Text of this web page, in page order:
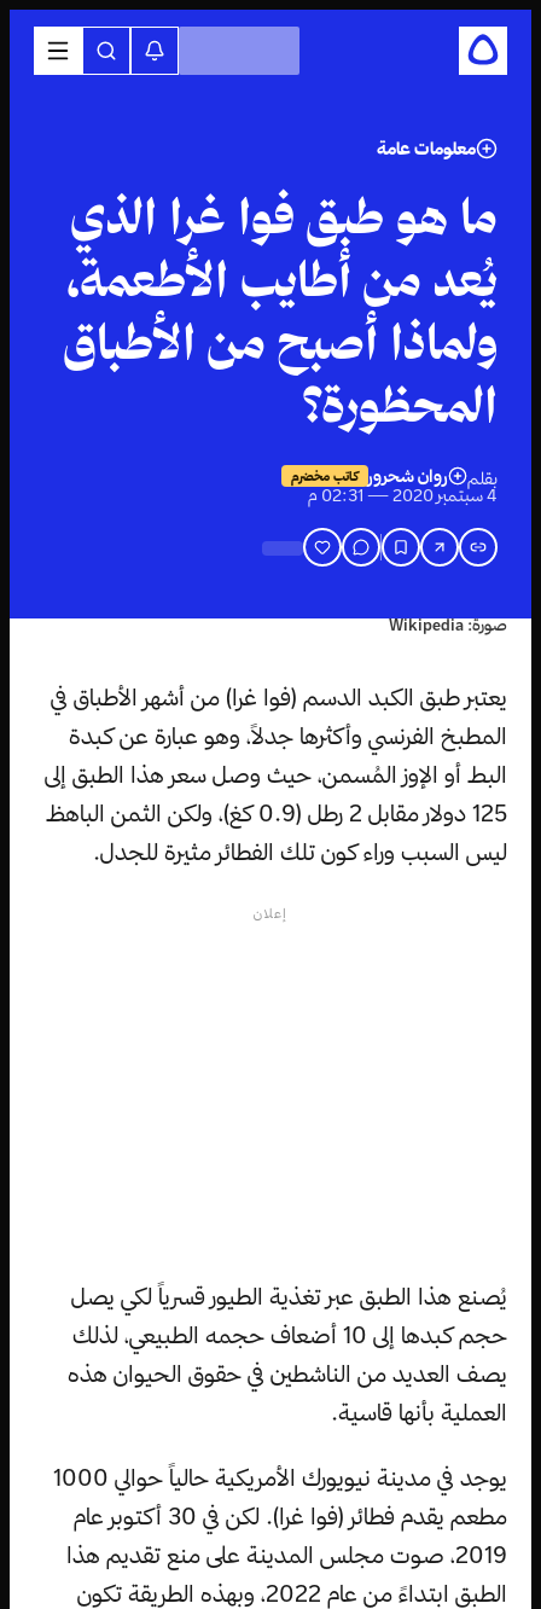
معلومات عامة
ما هو طبق فوا غرا الذي
يُعد من أطايب الأطعمة،
ولماذا أصبح من الأطباق
المحظورة؟
بقلم روان شحرور كاتب مخضرم
4 سبتمبر 2020 — 02:31 م
صورة: Wikipedia
يعتبر طبق الكبد الدسم (فوا غرا) من أشهر الأطباق في
المطبخ الفرنسي وأكثرها جدلاً، وهو عبارة عن كبدة
البط أو الإوز المُسمن، حيث وصل سعر هذا الطبق إلى
125 دولار مقابل 2 رطل (0.9 كغ)، ولكن الثمن الباهظ
ليس السبب وراء كون تلك الفطائر مثيرة للجدل.
إعلان
يُصنع هذا الطبق عبر تغذية الطيور قسرياً لكي يصل
حجم كبدها إلى 10 أضعاف حجمه الطبيعي، لذلك
يصف العديد من الناشطين في حقوق الحيوان هذه
العملية بأنها قاسية.
يوجد في مدينة نيويورك الأمريكية حالياً حوالي 1000
مطعم يقدم فطائر (فوا غرا). لكن في 30 أكتوبر عام
2019، صوت مجلس المدينة على منع تقديم هذا
الطبق ابتداءً من عام 2022، وبهذه الطريقة تكون